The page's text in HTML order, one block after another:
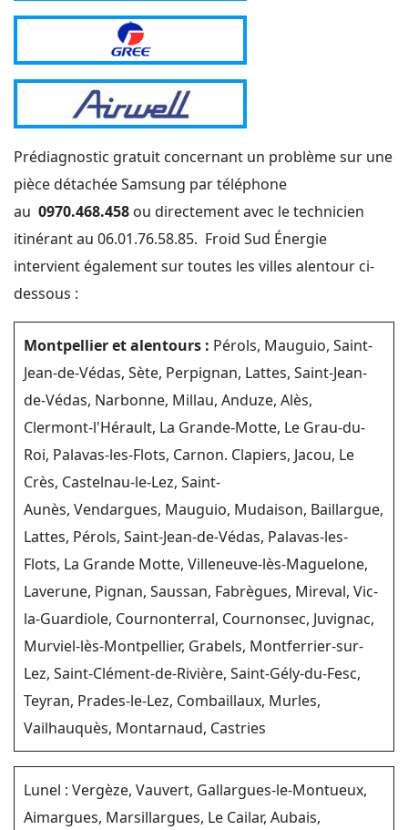
Prédiagnostic gratuit concernant un problème sur une
pièce détachée Samsung par téléphone
au 0970.468.458 ou directement avec le technicien
itinérant au 06.01.76.58.85. Froid Sud Énergie
intervient également sur toutes les villes alentour ci-
dessous :
Montpellier et alentours : Pérols, Mauguio, Saint-
Jean-de-Védas, Sète, Perpignan, Lattes, Saint-Jean-
de-Védas, Narbonne, Millau, Anduze, Alès,
Clermont-l'Hérault, La Grande-Motte, Le Grau-du-
Roi, Palavas-les-Flots, Carnon. Clapiers, Jacou, Le
Crès, Castelnau-le-Lez, Saint-
Aunès, Vendargues, Mauguio, Mudaison, Baillargue,
Lattes, Pérols, Saint-Jean-de-Védas, Palavas-les-
Flots, La Grande Motte, Villeneuve-lès-Maguelone,
Laverune, Pignan, Saussan, Fabrègues, Mireval, Vic-
la-Guardiole, Cournonterral, Cournonsec, Juvignac,
Murviel-lès-Montpellier, Grabels, Montferrier-sur-
Lez, Saint-Clément-de-Rivière, Saint-Gély-du-Fesc,
Teyran, Prades-le-Lez, Combaillaux, Murles,
Vailhauquès, Montarnaud, Castries
Lunel : Vergèze, Vauvert, Gallargues-le-Montueux,
Aimargues, Marsillargues, Le Cailar, Aubais,